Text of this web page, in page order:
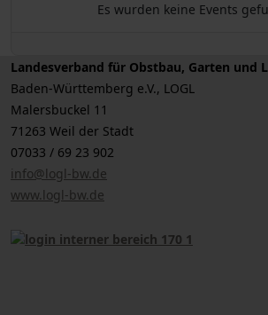
Es wurden keine Events
Landesverband für Obstbau, Garten und
Baden-Württemberg e.V., LOGL
Malersbuckel 11
71263 Weil der Stadt
07033 / 69 23 902
info@logl-bw.de
www.logl-bw.de